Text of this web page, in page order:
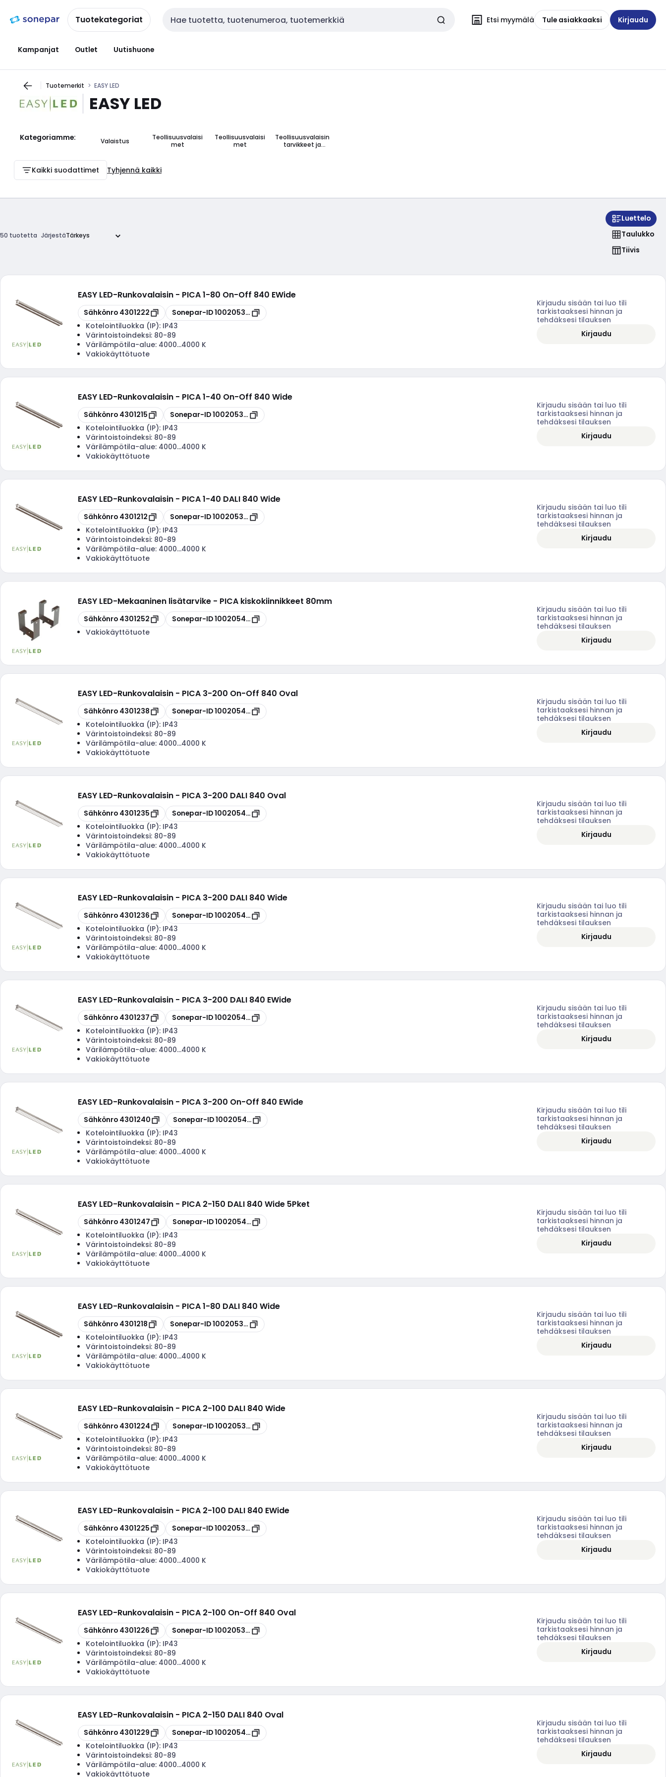
navigointiinsisältöönTuotekategoriat Haku Etsi myymälä Tule asiakkaaksi Kirjaudu
Kampanjat Outlet Uutishuone
Tuotemerkit EASY LED
EASY LED
Kategoriamme: Valaistus
Teollisuusvalaisi
met
Teollisuusvalaisi
met
Teollisuusvalaisin
tarvikkeet ja
Kaikki suodattimet Tyhjennä kaikki
50 tuotetta Järjestä
Luettelo
Taulukko
Tiivis
EASY LED-Runkovalaisin - PICA 1-80 On-Off 840 EWide
Kopioi
Sähkönro 4301222 Kopioi
Sonepar-ID100205386
Kotelointiluokka (IP): IP43
Värintoistoindeksi: 80-89
Värilämpötila-alue: 4000...4000 K
Vakiokäyttötuote
Kirjaudu sisään tai luo tili
tarkistaaksesi hinnan ja
tehdäksesi tilauksen
Kirjaudu
EASY LED-Runkovalaisin - PICA 1-40 On-Off 840 Wide
Kopioi
Sähkönro 4301215 Kopioi
Sonepar-ID100205372
Kotelointiluokka (IP): IP43
Värintoistoindeksi: 80-89
Värilämpötila-alue: 4000...4000 K
Vakiokäyttötuote
Kirjaudu sisään tai luo tili
tarkistaaksesi hinnan ja
tehdäksesi tilauksen
Kirjaudu
EASY LED-Runkovalaisin - PICA 1-40 DALI 840 Wide
Kopioi
Sähkönro 4301212 Kopioi
Sonepar-ID100205366
Kotelointiluokka (IP): IP43
Värintoistoindeksi: 80-89
Värilämpötila-alue: 4000...4000 K
Vakiokäyttötuote
Kirjaudu sisään tai luo tili
tarkistaaksesi hinnan ja
tehdäksesi tilauksen
Kirjaudu
EASY LED-Mekaaninen lisätarvike - PICA kiskokiinnikkeet 80mm
Kopioi
Sähkönro 4301252 Kopioi
Sonepar-ID100205446
Vakiokäyttötuote
Kirjaudu sisään tai luo tili
tarkistaaksesi hinnan ja
tehdäksesi tilauksen
Kirjaudu
EASY LED-Runkovalaisin - PICA 3-200 On-Off 840 Oval
Kopioi
Sähkönro 4301238 Kopioi
Sonepar-ID100205418
Kotelointiluokka (IP): IP43
Värintoistoindeksi: 80-89
Värilämpötila-alue: 4000...4000 K
Vakiokäyttötuote
Kirjaudu sisään tai luo tili
tarkistaaksesi hinnan ja
tehdäksesi tilauksen
Kirjaudu
EASY LED-Runkovalaisin - PICA 3-200 DALI 840 Oval
Kopioi
Sähkönro 4301235 Kopioi
Sonepar-ID100205412
Kotelointiluokka (IP): IP43
Värintoistoindeksi: 80-89
Värilämpötila-alue: 4000...4000 K
Vakiokäyttötuote
Kirjaudu sisään tai luo tili
tarkistaaksesi hinnan ja
tehdäksesi tilauksen
Kirjaudu
EASY LED-Runkovalaisin - PICA 3-200 DALI 840 Wide
Kopioi
Sähkönro 4301236 Kopioi
Sonepar-ID100205414
Kotelointiluokka (IP): IP43
Värintoistoindeksi: 80-89
Värilämpötila-alue: 4000...4000 K
Vakiokäyttötuote
Kirjaudu sisään tai luo tili
tarkistaaksesi hinnan ja
tehdäksesi tilauksen
Kirjaudu
EASY LED-Runkovalaisin - PICA 3-200 DALI 840 EWide
Kopioi
Sähkönro 4301237 Kopioi
Sonepar-ID100205416
Kotelointiluokka (IP): IP43
Värintoistoindeksi: 80-89
Värilämpötila-alue: 4000...4000 K
Vakiokäyttötuote
Kirjaudu sisään tai luo tili
tarkistaaksesi hinnan ja
tehdäksesi tilauksen
Kirjaudu
EASY LED-Runkovalaisin - PICA 3-200 On-Off 840 EWide
Kopioi
Sähkönro 4301240 Kopioi
Sonepar-ID100205422
Kotelointiluokka (IP): IP43
Värintoistoindeksi: 80-89
Värilämpötila-alue: 4000...4000 K
Vakiokäyttötuote
Kirjaudu sisään tai luo tili
tarkistaaksesi hinnan ja
tehdäksesi tilauksen
Kirjaudu
EASY LED-Runkovalaisin - PICA 2-150 DALI 840 Wide 5Pket
Kopioi
Sähkönro 4301247 Kopioi
Sonepar-ID100205436
Kotelointiluokka (IP): IP43
Värintoistoindeksi: 80-89
Värilämpötila-alue: 4000...4000 K
Vakiokäyttötuote
Kirjaudu sisään tai luo tili
tarkistaaksesi hinnan ja
tehdäksesi tilauksen
Kirjaudu
EASY LED-Runkovalaisin - PICA 1-80 DALI 840 Wide
Kopioi
Sähkönro 4301218 Kopioi
Sonepar-ID100205378
Kotelointiluokka (IP): IP43
Värintoistoindeksi: 80-89
Värilämpötila-alue: 4000...4000 K
Vakiokäyttötuote
Kirjaudu sisään tai luo tili
tarkistaaksesi hinnan ja
tehdäksesi tilauksen
Kirjaudu
EASY LED-Runkovalaisin - PICA 2-100 DALI 840 Wide
Kopioi
Sähkönro 4301224 Kopioi
Sonepar-ID100205390
Kotelointiluokka (IP): IP43
Värintoistoindeksi: 80-89
Värilämpötila-alue: 4000...4000 K
Vakiokäyttötuote
Kirjaudu sisään tai luo tili
tarkistaaksesi hinnan ja
tehdäksesi tilauksen
Kirjaudu
EASY LED-Runkovalaisin - PICA 2-100 DALI 840 EWide
Kopioi
Sähkönro 4301225 Kopioi
Sonepar-ID100205392
Kotelointiluokka (IP): IP43
Värintoistoindeksi: 80-89
Värilämpötila-alue: 4000...4000 K
Vakiokäyttötuote
Kirjaudu sisään tai luo tili
tarkistaaksesi hinnan ja
tehdäksesi tilauksen
Kirjaudu
EASY LED-Runkovalaisin - PICA 2-100 On-Off 840 Oval
Kopioi
Sähkönro 4301226 Kopioi
Sonepar-ID100205394
Kotelointiluokka (IP): IP43
Värintoistoindeksi: 80-89
Värilämpötila-alue: 4000...4000 K
Vakiokäyttötuote
Kirjaudu sisään tai luo tili
tarkistaaksesi hinnan ja
tehdäksesi tilauksen
Kirjaudu
EASY LED-Runkovalaisin - PICA 2-150 DALI 840 Oval
Kopioi
Sähkönro 4301229 Kopioi
Sonepar-ID100205400
Kotelointiluokka (IP): IP43
Värintoistoindeksi: 80-89
Värilämpötila-alue: 4000...4000 K
Vakiokäyttötuote
Kirjaudu sisään tai luo tili
tarkistaaksesi hinnan ja
tehdäksesi tilauksen
Kirjaudu